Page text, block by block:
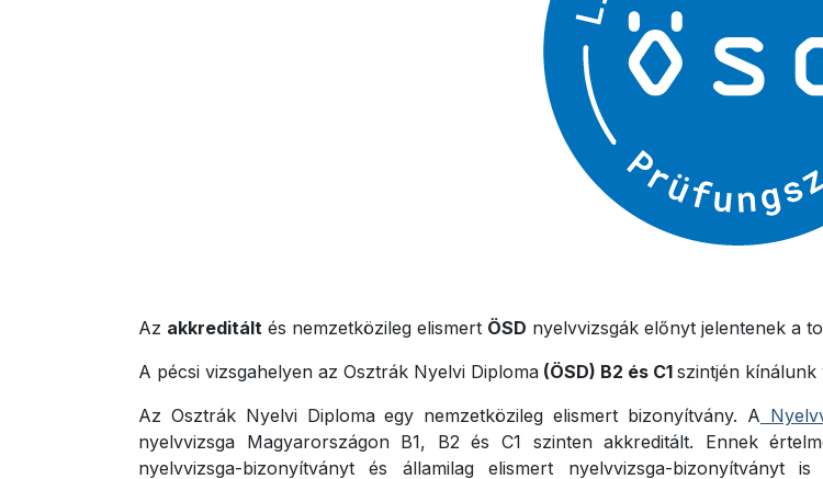
Az akkreditált és nemzetközileg elismert ÖSD nyelvvizsgák előnyt jelentenek a
A pécsi vizsgahelyen az Osztrák Nyelvi Diploma (ÖSD) B2 és C1 szintjén kínálunk
Az Osztrák Nyelvi Diploma egy nemzetközileg elismert bizonyítvány. A
nyelvvizsga Magyarországon B1, B2 és C1 szinten akkreditált. Ennek
nyelvvizsga-bizonyítványt és államilag elismert nyelvvizsga-bizonyítványt